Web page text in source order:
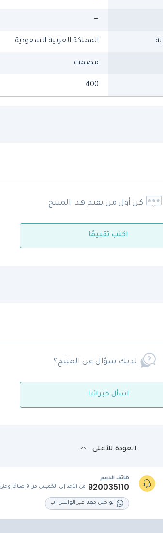
—
المملكة العربية السعودية
مصمت
400
كن أول من يقيم هذا المنتج
اكتب تقييمًا
لديك سؤال عن المنتج؟
اسأل خبرائنا
العودة للأعلى
هاتف الدعم
920035110 من الأحد إلى الخميس من 9 صباحًا وحتى 5 مساءً
تواصل معنا عبر الواتس اب